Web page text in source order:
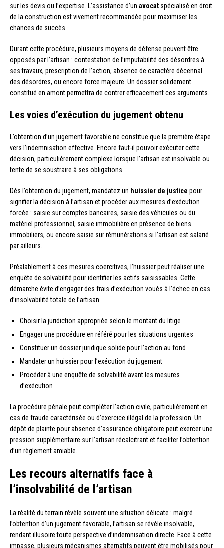
sur les devis ou l’expertise. L’assistance d’un avocat spécialisé en droit
de la construction est vivement recommandée pour maximiser les
chances de succès.
Durant cette procédure, plusieurs moyens de défense peuvent être
opposés par l’artisan : contestation de l’imputabilité des désordres à
ses travaux, prescription de l’action, absence de caractère décennal
des désordres, ou encore force majeure. Un dossier solidement
constitué en amont permettra de contrer efficacement ces arguments.
Les voies d’exécution du jugement obtenu
L’obtention d’un jugement favorable ne constitue que la première étape
vers l’indemnisation effective. Encore faut-il pouvoir exécuter cette
décision, particulièrement complexe lorsque l’artisan est insolvable ou
tente de se soustraire à ses obligations.
Dès l’obtention du jugement, mandatez un huissier de justice pour
signifier la décision à l’artisan et procéder aux mesures d’exécution
forcée : saisie sur comptes bancaires, saisie des véhicules ou du
matériel professionnel, saisie immobilière en présence de biens
immobiliers, ou encore saisie sur rémunérations si l’artisan est salarié
par ailleurs.
Préalablement à ces mesures coercitives, l’huissier peut réaliser une
enquête de solvabilité pour identifier les actifs saisissables. Cette
démarche évite d’engager des frais d’exécution voués à l’échec en cas
d’insolvabilité totale de l’artisan.
Choisir la juridiction appropriée selon le montant du litige
Engager une procédure en référé pour les situations urgentes
Constituer un dossier juridique solide pour l’action au fond
Mandater un huissier pour l’exécution du jugement
Procéder à une enquête de solvabilité avant les mesures
d’exécution
La procédure pénale peut compléter l’action civile, particulièrement en
cas de fraude caractérisée ou d’exercice illégal de la profession. Un
dépôt de plainte pour absence d’assurance obligatoire peut exercer une
pression supplémentaire sur l’artisan récalcitrant et faciliter l’obtention
d’un règlement amiable.
Les recours alternatifs face à
l’insolvabilité de l’artisan
La réalité du terrain révèle souvent une situation délicate : malgré
l’obtention d’un jugement favorable, l’artisan se révèle insolvable,
rendant illusoire toute perspective d’indemnisation directe. Face à cette
impasse, plusieurs mécanismes alternatifs peuvent être mobilisés pour